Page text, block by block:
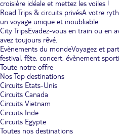
croisière idéale et mettez les voiles !
Road Trips & circuits privésA votre
un voyage unique et inoubliable.
City TripsEvadez-vous en train ou en
avez toujours rêvé.
Evènements du mondeVoyagez et
festival, fête, concert, évènement
Toute notre offre
Nos Top destinations
Circuits Etats-Unis
Circuits Canada
Circuits Vietnam
Circuits Inde
Circuits Egypte
Toutes nos destinations